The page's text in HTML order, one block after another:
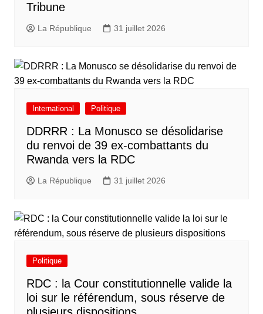
Tribune
La République 31 juillet 2026
International Politique
DDRRR : La Monusco se désolidarise
du renvoi de 39 ex-combattants du
Rwanda vers la RDC
La République 31 juillet 2026
Politique
RDC : la Cour constitutionnelle valide la
loi sur le référendum, sous réserve de